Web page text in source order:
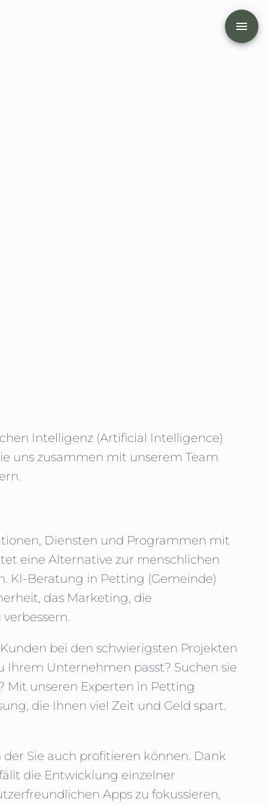
Intelligenz (Artificial Intelligence)
uns zusammen mit unserem Team
Diensten und Programmen mit
eine Alternative zur menschlichen
KI-Beratung in Petting (Gemeinde)
das Marketing, die
bei den schwierigsten Projekten
Unternehmen passt? Suchen sie
Mit unseren Experten in Petting
die Ihnen viel Zeit und Geld spart.
Sie auch profitieren können. Dank
die Entwicklung einzelner
Apps zu fokussieren,